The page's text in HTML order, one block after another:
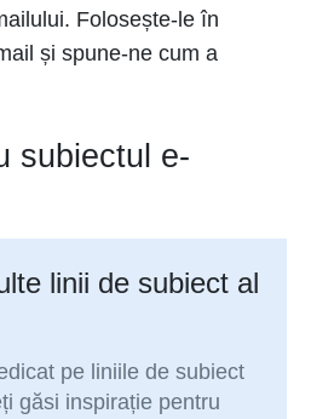
Folosește-le în
și spune-ne cum a
subiectul e-
linii de subiect al
pe liniile de subiect
găsi inspirație pentru